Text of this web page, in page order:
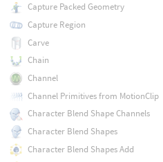
Capture Packed Geometry
Capture Region
Carve
Chain
Channel
Channel Primitives from MotionClip
Character Blend Shape Channels
Character Blend Shapes
Character Blend Shapes Add